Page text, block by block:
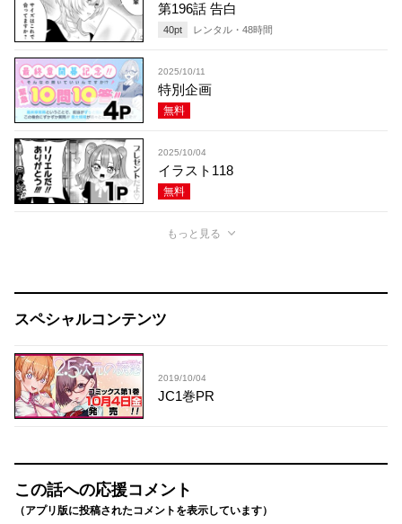
第196話 告白
40pt レンタル・ 48時間
2025/10/11
特別企画
無料
2025/10/04
イラスト118
無料
もっと見る
スペシャルコンテンツ
2019/10/04
JC1巻PR
この話への応援コメント
（アプリ版に投稿されたコメントを表示しています）